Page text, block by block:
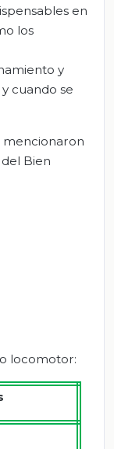
en
los
y
cuando se
mencionaron
Bien
locomotor: